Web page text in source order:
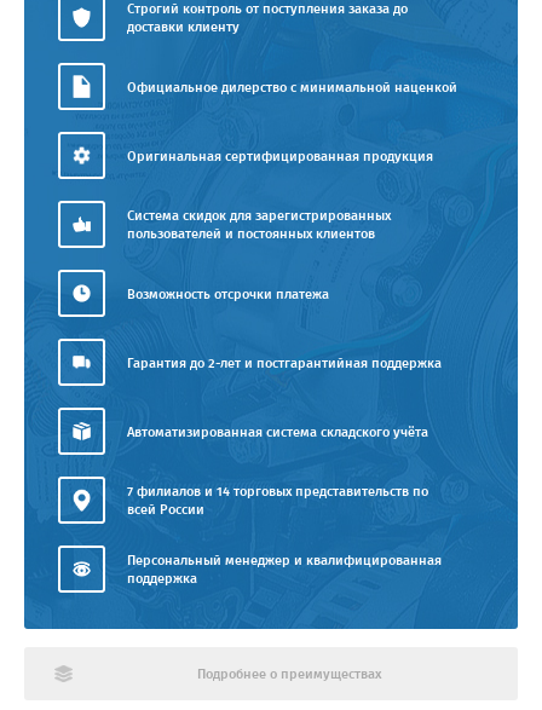
Строгий контроль от поступления заказа до
доставки клиенту
Официальное дилерство с минимальной наценкой
Оригинальная сертифицированная продукция
Система скидок для зарегистрированных
пользователей и постоянных клиентов
Возможность отсрочки платежа
Гарантия до 2-лет и постгарантийная поддержка
Автоматизированная система складского учёта
7 филиалов и 14 торговых представительств по
всей России
Персональный менеджер и квалифицированная
поддержка
Подробнее о преимуществах